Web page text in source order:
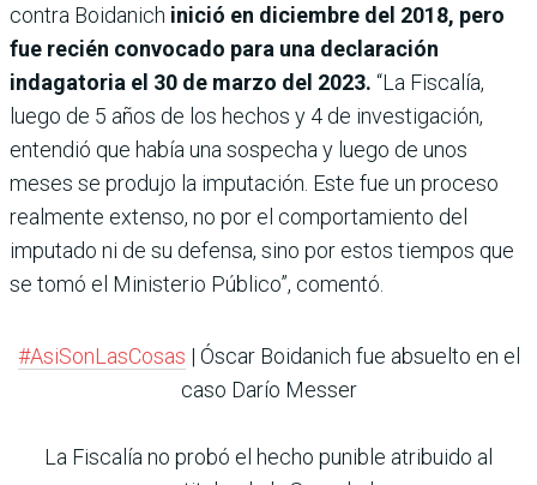
contra Boidanich inició en diciembre del 2018, pero
fue recién convocado para una declaración
indagatoria el 30 de marzo del 2023. “La Fiscalía,
luego de 5 años de los hechos y 4 de investigación,
entendió que había una sospecha y luego de unos
meses se produjo la imputación. Este fue un proceso
realmente extenso, no por el comportamiento del
imputado ni de su defensa, sino por estos tiempos que
se tomó el Ministerio Público”, comentó.
#AsiSonLasCosas | Óscar Boidanich fue absuelto en el
caso Darío Messer
La Fiscalía no probó el hecho punible atribuido al